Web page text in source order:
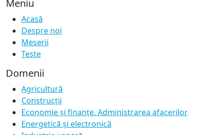
Meniu
Acasă
Despre noi
Meserii
Teste
Domenii
Agricultură
Construcții
Economie și finanțe. Administrarea afacerilor
Energetică și electronică